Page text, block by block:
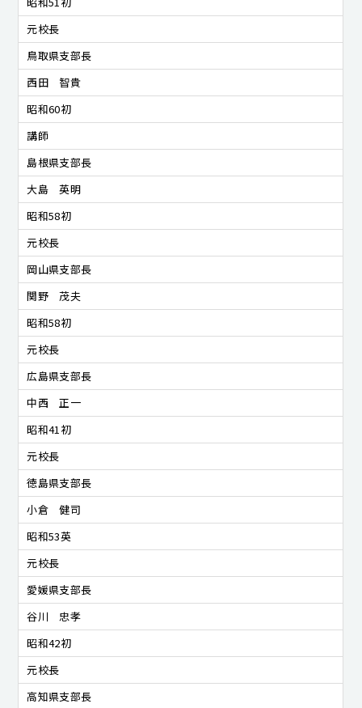
元校長
鳥取県支部長
西田 智貴
昭和60初
講師
島根県支部長
大島 英明
昭和58初
元校長
岡山県支部長
関野 茂夫
昭和58初
元校長
広島県支部長
中西 正一
昭和41初
元校長
徳島県支部長
小倉 健司
昭和53英
元校長
愛媛県支部長
谷川 忠孝
昭和42初
元校長
高知県支部長